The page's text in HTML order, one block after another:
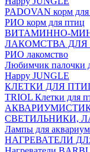
PADOVAN корм
РИО корм для птиц
ВИТАМИННО-
ЛАКОМСТВА ДЛЯ
РИО лакомство
Любимчик палочки
Happy JUNGLE
КЛЕТКИ ДЛЯ
TRIOL Клетки для
СВЕТИЛЬНИКИ,
Лампы для
НАГРЕВАТЕЛИ